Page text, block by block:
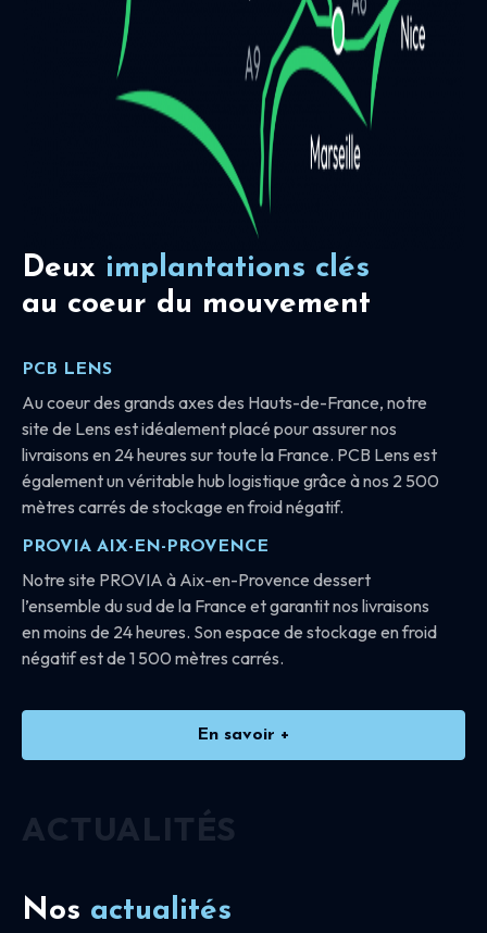
Deux implantations clés
au coeur du mouvement
PCB LENS
Au coeur des grands axes des Hauts-de-France, notre
site de Lens est idéalement placé pour assurer nos
livraisons en 24 heures sur toute la France. PCB Lens est
également un véritable hub logistique grâce à nos 2 500
mètres carrés de stockage en froid négatif.
PROVIA AIX-EN-PROVENCE
Notre site PROVIA à Aix-en-Provence dessert
l’ensemble du sud de la France et garantit nos livraisons
en moins de 24 heures. Son espace de stockage en froid
négatif est de 1 500 mètres carrés.
En savoir +
ACTUALITÉS
Nos actualités